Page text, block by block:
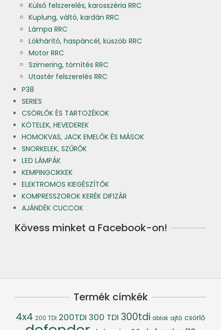
Külső felszerelés, karosszéria RRC
Kuplung, váltó, kardán RRC
Lámpa RRC
Lökhárító, haspáncél, küszöb RRC
Motor RRC
Szimering, tömítés RRC
Utastér felszerelés RRC
P38
SERIES
CSÖRLŐK ÉS TARTOZÉKOK
KÖTELEK, HEVEDEREK
HOMOKVAS, JACK EMELŐK ÉS MÁSOK
SNORKELEK, SZŰRŐK
LED LÁMPÁK
KEMPINGCIKKEK
ELEKTROMOS KIEGÉSZÍTŐK
KOMPRESSZOROK KERÉK DIFIZÁR
AJÁNDÉK CUCCOK
Kövess minket a Facebook-on!
Termék címkék
4x4 200 TDI 200TDI 300 TDI 300tdi ablak ajtó csörlő